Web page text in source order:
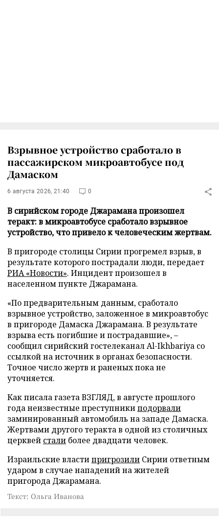
Взрывное устройство сработало в
пассажирском микроавтобусе под
Дамаском
6 августа 2026, 21:40 0
В сирийском городе Джарамана произошел
теракт: в микроавтобусе сработало взрывное
устройство, что привело к человеческим жертвам.
В пригороде столицы Сирии прогремел взрыв, в
результате которого пострадали люди, передает
РИА «Новости». Инцидент произошел в
населенном пункте Джарамана.
«По предварительным данным, сработало
взрывное устройство, заложенное в микроавтобус
в пригороде Дамаска Джарамана. В результате
взрыва есть погибшие и пострадавшие», –
сообщил сирийский гостелеканал Al-Ikhbariya со
ссылкой на источник в органах безопасности.
Точное число жертв и раненых пока не
уточняется.
Как писала газета ВЗГЛЯД, в августе прошлого
года неизвестные преступникиподорвали
заминированный автомобиль на западе Дамаска.
Жертвами другого теракта в одной из столичных
церквей стали более двадцати человек.
Израильские властипригрозили Сирии ответным
ударом в случае нападений на жителей
пригорода Джарамана.
Текст: Ольга Иванова